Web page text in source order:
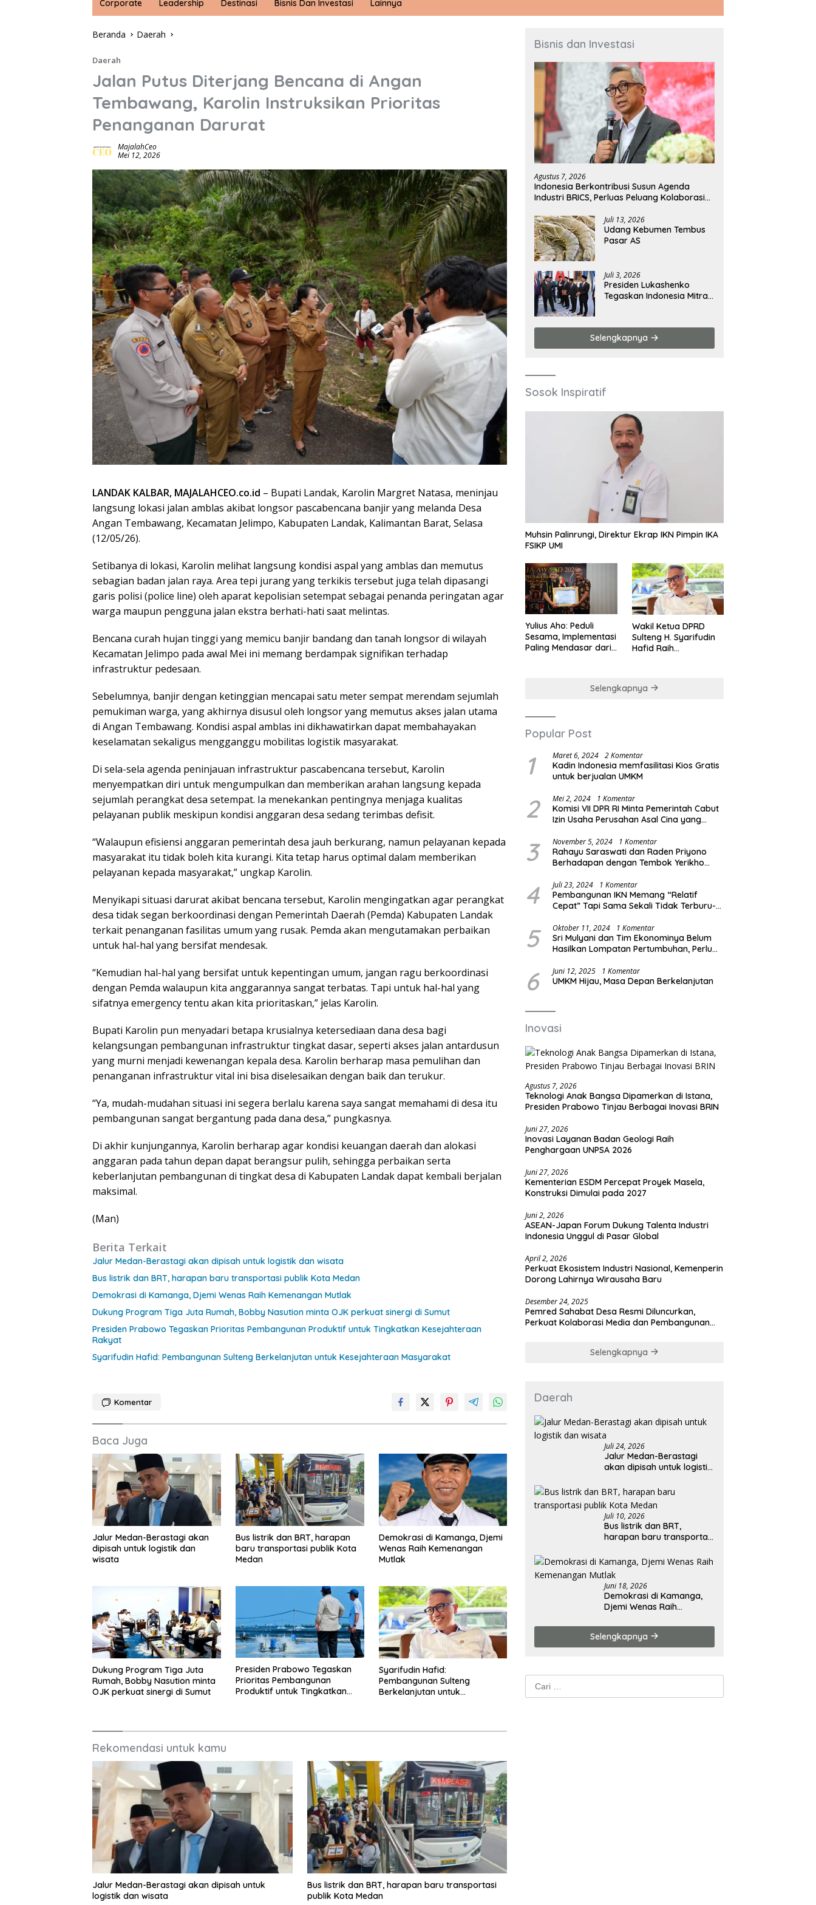
Corporate Leadership Destinasi Bisnis Dan Investasi Lainnya
Beranda Daerah
Daerah
Jalan Putus Diterjang Bencana di Angan
Tembawang, Karolin Instruksikan Prioritas
Penanganan Darurat
MajalahCeo
Mei 12, 2026
LANDAK KALBAR, MAJALAHCEO.co.id – Bupati Landak, Karolin Margret Natasa, meninjau
langsung lokasi jalan amblas akibat longsor pascabencana banjir yang melanda Desa
Angan Tembawang, Kecamatan Jelimpo, Kabupaten Landak, Kalimantan Barat, Selasa
(12/05/26).
Setibanya di lokasi, Karolin melihat langsung kondisi aspal yang amblas dan memutus
sebagian badan jalan raya. Area tepi jurang yang terkikis tersebut juga telah dipasangi
garis polisi (police line) oleh aparat kepolisian setempat sebagai penanda peringatan agar
warga maupun pengguna jalan ekstra berhati-hati saat melintas.
Bencana curah hujan tinggi yang memicu banjir bandang dan tanah longsor di wilayah
Kecamatan Jelimpo pada awal Mei ini memang berdampak signifikan terhadap
infrastruktur pedesaan.
Sebelumnya, banjir dengan ketinggian mencapai satu meter sempat merendam sejumlah
pemukiman warga, yang akhirnya disusul oleh longsor yang memutus akses jalan utama
di Angan Tembawang. Kondisi aspal amblas ini dikhawatirkan dapat membahayakan
keselamatan sekaligus mengganggu mobilitas logistik masyarakat.
Di sela-sela agenda peninjauan infrastruktur pascabencana tersebut, Karolin
menyempatkan diri untuk mengumpulkan dan memberikan arahan langsung kepada
sejumlah perangkat desa setempat. Ia menekankan pentingnya menjaga kualitas
pelayanan publik meskipun kondisi anggaran desa sedang terimbas defisit.
“Walaupun efisiensi anggaran pemerintah desa jauh berkurang, namun pelayanan kepada
masyarakat itu tidak boleh kita kurangi. Kita tetap harus optimal dalam memberikan
pelayanan kepada masyarakat,” ungkap Karolin.
Menyikapi situasi darurat akibat bencana tersebut, Karolin mengingatkan agar perangkat
desa tidak segan berkoordinasi dengan Pemerintah Daerah (Pemda) Kabupaten Landak
terkait penanganan fasilitas umum yang rusak. Pemda akan mengutamakan perbaikan
untuk hal-hal yang bersifat mendesak.
“Kemudian hal-hal yang bersifat untuk kepentingan umum, jangan ragu berkoordinasi
dengan Pemda walaupun kita anggarannya sangat terbatas. Tapi untuk hal-hal yang
sifatnya emergency tentu akan kita prioritaskan,” jelas Karolin.
Bupati Karolin pun menyadari betapa krusialnya ketersediaan dana desa bagi
kelangsungan pembangunan infrastruktur tingkat dasar, seperti akses jalan antardusun
yang murni menjadi kewenangan kepala desa. Karolin berharap masa pemulihan dan
penanganan infrastruktur vital ini bisa diselesaikan dengan baik dan terukur.
“Ya, mudah-mudahan situasi ini segera berlalu karena saya sangat memahami di desa itu
pembangunan sangat bergantung pada dana desa,” pungkasnya.
Di akhir kunjungannya, Karolin berharap agar kondisi keuangan daerah dan alokasi
anggaran pada tahun depan dapat berangsur pulih, sehingga perbaikan serta
keberlanjutan pembangunan di tingkat desa di Kabupaten Landak dapat kembali berjalan
maksimal.
(Man)
Berita Terkait
Jalur Medan-Berastagi akan dipisah untuk logistik dan wisata
Bus listrik dan BRT, harapan baru transportasi publik Kota Medan
Demokrasi di Kamanga, Djemi Wenas Raih Kemenangan Mutlak
Dukung Program Tiga Juta Rumah, Bobby Nasution minta OJK perkuat sinergi di Sumut
Presiden Prabowo Tegaskan Prioritas Pembangunan Produktif untuk Tingkatkan Kesejahteraan
Rakyat
Syarifudin Hafid: Pembangunan Sulteng Berkelanjutan untuk Kesejahteraan Masyarakat
Komentar
Baca Juga
Jalur Medan-Berastagi akan
dipisah untuk logistik dan
wisata
Bus listrik dan BRT, harapan
baru transportasi publik Kota
Medan
Demokrasi di Kamanga, Djemi
Wenas Raih Kemenangan
Mutlak
Dukung Program Tiga Juta
Rumah, Bobby Nasution minta
OJK perkuat sinergi di Sumut
Presiden Prabowo Tegaskan
Prioritas Pembangunan
Produktif untuk Tingkatkan
Syarifudin Hafid:
Pembangunan Sulteng
Berkelanjutan untuk
Rekomendasi untuk kamu
Jalur Medan-Berastagi akan dipisah untuk
logistik dan wisata
Bus listrik dan BRT, harapan baru transportasi
publik Kota Medan
Bisnis dan Investasi
Agustus 7, 2026
Indonesia Berkontribusi Susun Agenda
Industri BRICS, Perluas Peluang Kolaborasi
Juli 13, 2026
Udang Kebumen Tembus
Pasar AS
Juli 3, 2026
Presiden Lukashenko
Tegaskan Indonesia Mitra
Selengkapnya
Sosok Inspiratif
Muhsin Palinrungi, Direktur Ekrap IKN Pimpin IKA
FSIKP UMI
Yulius Aho: Peduli
Sesama, Implementasi
Paling Mendasar dari
Wakil Ketua DPRD
Sulteng H. Syarifudin
Hafid Raih
Selengkapnya
Popular Post
1 Maret 6, 2024 2 Komentar
Kadin Indonesia memfasilitasi Kios Gratis
untuk berjualan UMKM
2 Mei 2, 2024 1 Komentar
Komisi VII DPR RI Minta Pemerintah Cabut
Izin Usaha Perusahan Asal Cina yang
3 November 5, 2024 1 Komentar
Rahayu Saraswati dan Raden Priyono
Berhadapan dengan Tembok Yerikho
4 Juli 23, 2024 1 Komentar
Pembangunan IKN Memang “Relatif
Cepat” Tapi Sama Sekali Tidak Terburu-
5 Oktober 11, 2024 1 Komentar
Sri Mulyani dan Tim Ekonominya Belum
Hasilkan Lompatan Pertumbuhan, Perlu
Box
6 Juni 12, 2025 1 Komentar
UMKM Hijau, Masa Depan Berkelanjutan
Inovasi
Agustus 7, 2026
Teknologi Anak Bangsa Dipamerkan di Istana,
Presiden Prabowo Tinjau Berbagai Inovasi BRIN
Juni 27, 2026
Inovasi Layanan Badan Geologi Raih
Penghargaan UNPSA 2026
Juni 27, 2026
Kementerian ESDM Percepat Proyek Masela,
Konstruksi Dimulai pada 2027
Juni 2, 2026
ASEAN-Japan Forum Dukung Talenta Industri
Indonesia Unggul di Pasar Global
April 2, 2026
Perkuat Ekosistem Industri Nasional, Kemenperin
Dorong Lahirnya Wirausaha Baru
Desember 24, 2025
Pemred Sahabat Desa Resmi Diluncurkan,
Perkuat Kolaborasi Media dan Pembangunan
Selengkapnya
Daerah
Juli 24, 2026
Jalur Medan-Berastagi
akan dipisah untuk logistik
Juli 10, 2026
Bus listrik dan BRT,
harapan baru transportasi
Juni 18, 2026
Demokrasi di Kamanga,
Djemi Wenas Raih
Selengkapnya